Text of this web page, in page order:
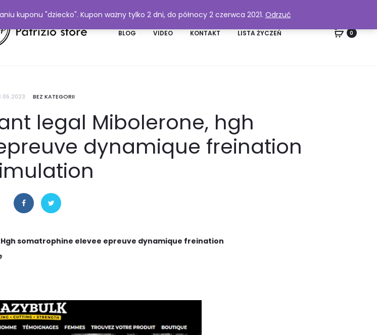
BLOG VIDEO KONTAKT LISTA ŻYCZEŃ 0
BEZ KATEGORII
legal Mibolerone, hgh
dynamique freination
somatrophine elevee epreuve dynamique freination
kuponu "dziecko". Kupon ważny tylko 2 dni, do północy 2 czerwca 2021. Odrzuć